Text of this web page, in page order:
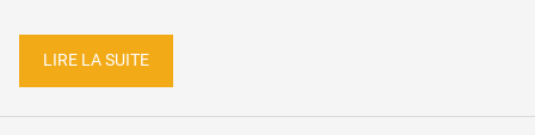
LIRE LA SUITE